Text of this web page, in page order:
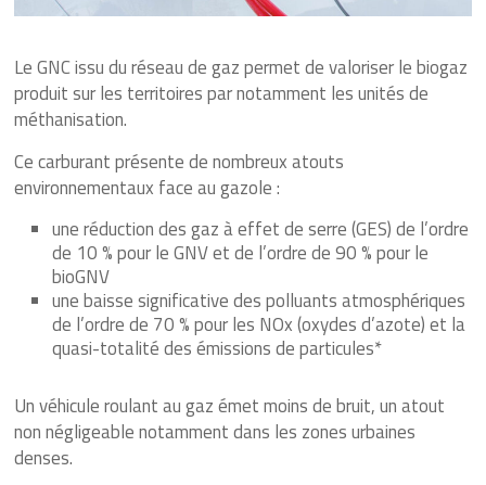
Le GNC issu du réseau de gaz permet de valoriser le biogaz
produit sur les territoires par notamment les unités de
méthanisation.
Ce carburant présente de nombreux atouts
environnementaux face au gazole :
une réduction des gaz à effet de serre (GES) de l’ordre
de 10 % pour le GNV et de l’ordre de 90 % pour le
bioGNV
une baisse significative des polluants atmosphériques
de l’ordre de 70 % pour les NOx (oxydes d’azote) et la
quasi-totalité des émissions de particules*
Un véhicule roulant au gaz émet moins de bruit, un atout
non négligeable notamment dans les zones urbaines
denses.